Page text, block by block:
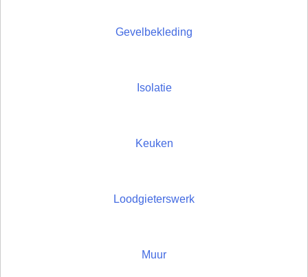
Gevelbekleding
Isolatie
Keuken
Loodgieterswerk
Muur